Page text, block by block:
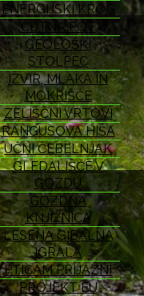
ENERGIJSKI KROG
ČUTNA POT
GEOLOŠKI
STOLPEC
IZVIR, MLAKA IN
MOKRIŠČE
ZELIŠČNI VRTOVI
RANGUSOVA HIŠA
UČNI ČEBELNJAK
GLEDALIŠČE V
GOZDU
GOZDNA
KNJIŽNICA
LESENA GIBALNA
IGRALA
PTICAM PRIJAZNI
PROJEKT EU